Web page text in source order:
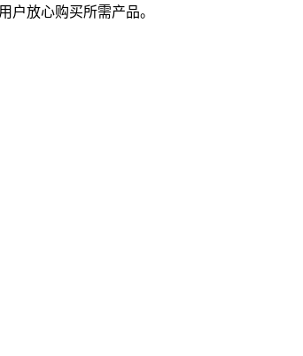
户放心购买所需产品。